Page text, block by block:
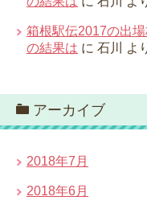
箱根駅伝2017の出
の結果は に 石川 よ
アーカイブ
2018年7月
2018年6月